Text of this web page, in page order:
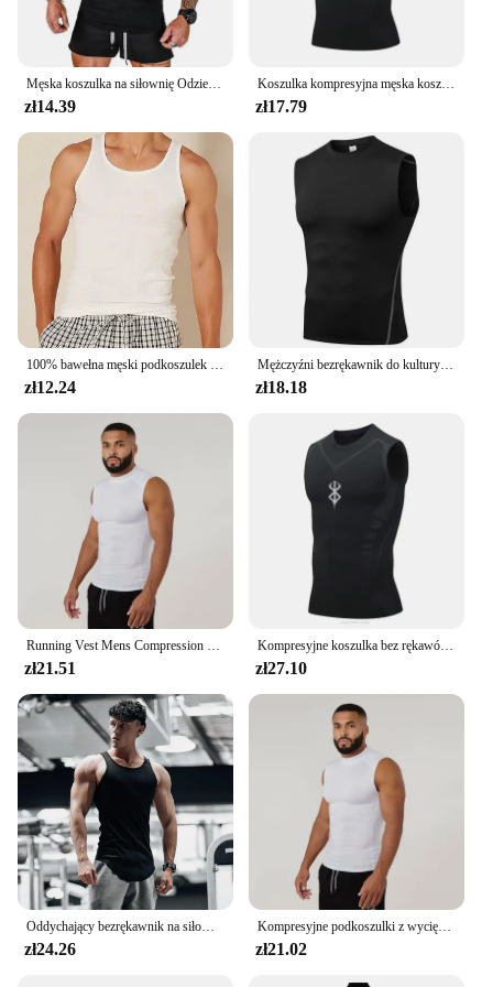
zł14.39
Koszulka kompresyjna męska koszulka na siłownię bez rękawów szybkoschnący nadruk odzież sportowa męska Fitness kamizelka do kulturystyki treningowy top umięśniony
zł17.79
zł12.24
Mężczyźni bezrękawnik do kulturystyki szybkoschnący odzież męska do koszykówki koszulka na siłownie koszulka bez rękawów kompresji kamizelka Fitness
zł18.18
zł21.51
Kompresyjne koszulka bez rękawów męskie siłownia kamizelka sportowa do koszykówki Manga ciasna siatka szybkoschnąca, oddychająca letnia męska
zł27.10
zł24.26
Kompresyjne podkoszulki z wycięciem Mięśnie Męskie ubrania fitness Solidna sportowa koszulka bez rękawów Wysoki dekolt Elastyczna kamizelka do kulturystyki na siłownię
zł21.02